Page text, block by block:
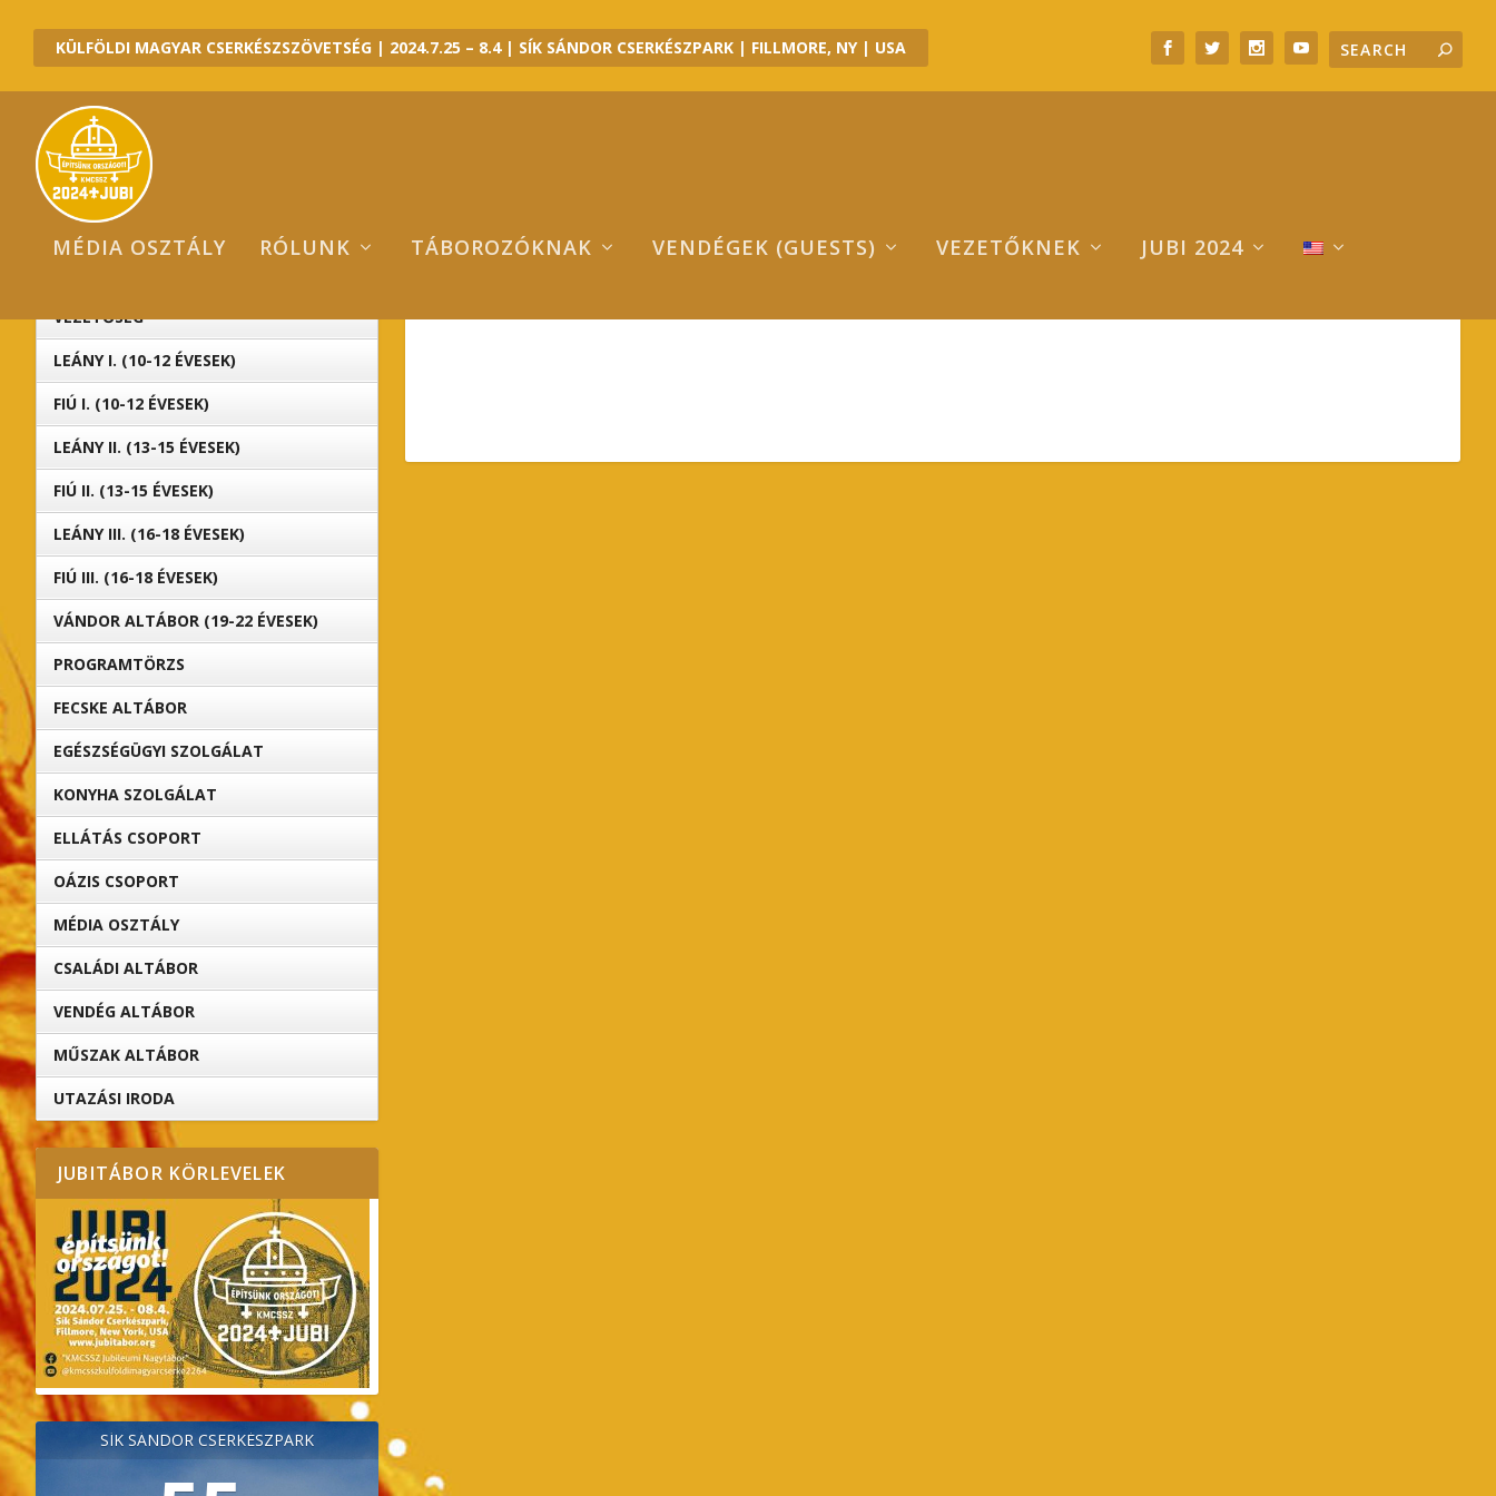
KÜLFÖLDI MAGYAR CSERKÉSZSZÖVETSÉG | 2024.7.25 – 8.4 | SÍK SÁNDOR CSERKÉSZPARK | FILLMORE, NY | USA
MÉDIA OSZTÁLY RÓLUNK TÁBOROZÓKNAK VENDÉGEK (GUESTS) VEZETŐKNEK JUBI 2024
JB_07746
VEZETŐSÉG
LEÁNY I. (10-12 ÉVESEK)
FIÚ I. (10-12 ÉVESEK)
LEÁNY II. (13-15 ÉVESEK)
FIÚ II. (13-15 ÉVESEK)
LEÁNY III. (16-18 ÉVESEK)
FIÚ III. (16-18 ÉVESEK)
VÁNDOR ALTÁBOR (19-22 ÉVESEK)
PROGRAMTÖRZS
FECSKE ALTÁBOR
EGÉSZSÉGÜGYI SZOLGÁLAT
KONYHA SZOLGÁLAT
ELLÁTÁS CSOPORT
OÁZIS CSOPORT
MÉDIA OSZTÁLY
CSALÁDI ALTÁBOR
VENDÉG ALTÁBOR
MŰSZAK ALTÁBOR
UTAZÁSI IRODA
JUBITÁBOR KÖRLEVELEK
SÍK SÁNDOR CSERKÉSZPARK